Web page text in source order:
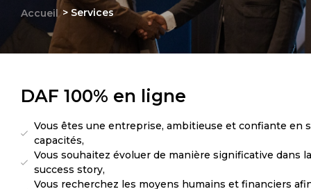
Accueil > Services
DAF 100% en ligne
Vous êtes une entreprise, ambitieuse et confiante en
capacités,
Vous souhaitez évoluer de manière significative dans
success story,
Vous recherchez les moyens humains et financiers